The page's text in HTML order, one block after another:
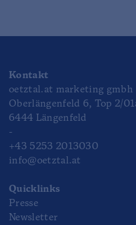
Kontakt
oetztal.at marketing gmbh
Oberlängenfeld 6, Top 2/
6444 Längenfeld
-
+43 5253 2013030
info@oetztal.at
Quicklinks
Presse
Newsletter